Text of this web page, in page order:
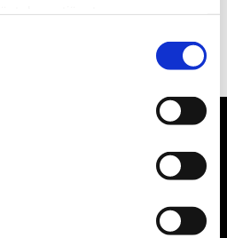
integritetspolicy.
är KS Tools verktyg, ATH billyftar
luftmaskiner. Kontakta oss
vi gör vårt yttersta för att hjälpa